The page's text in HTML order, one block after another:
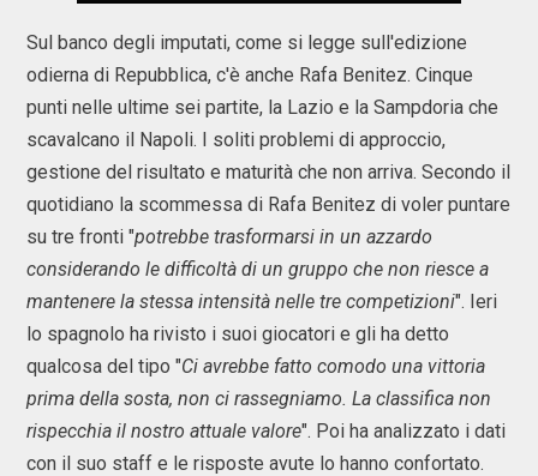
Sul banco degli imputati, come si legge sull'edizione
odierna di Repubblica, c'è anche Rafa Benitez. Cinque
punti nelle ultime sei partite, la Lazio e la Sampdoria che
scavalcano il Napoli. I soliti problemi di approccio,
gestione del risultato e maturità che non arriva. Secondo il
quotidiano la scommessa di Rafa Benitez di voler puntare
su tre fronti "potrebbe trasformarsi in un azzardo
considerando le difficoltà di un gruppo che non riesce a
mantenere la stessa intensità nelle tre competizioni". Ieri
lo spagnolo ha rivisto i suoi giocatori e gli ha detto
qualcosa del tipo "Ci avrebbe fatto comodo una vittoria
prima della sosta, non ci rassegniamo. La classifica non
rispecchia il nostro attuale valore". Poi ha analizzato i dati
con il suo staff e le risposte avute lo hanno confortato.